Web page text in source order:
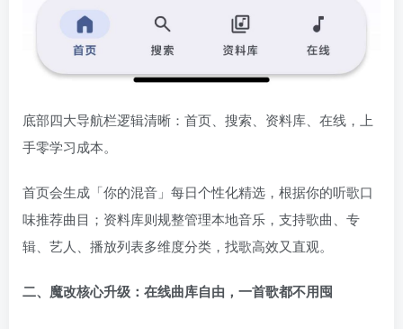
底部四大导航栏逻辑清晰：首页、搜索、资料库、在线，上
手零学习成本。
首页会生成「你的混音」每日个性化精选，根据你的听歌口
味推荐曲目；资料库则规整管理本地音乐，支持歌曲、专
辑、艺人、播放列表多维度分类，找歌高效又直观。
二、魔改核心升级：在线曲库自由，一首歌都不用囤